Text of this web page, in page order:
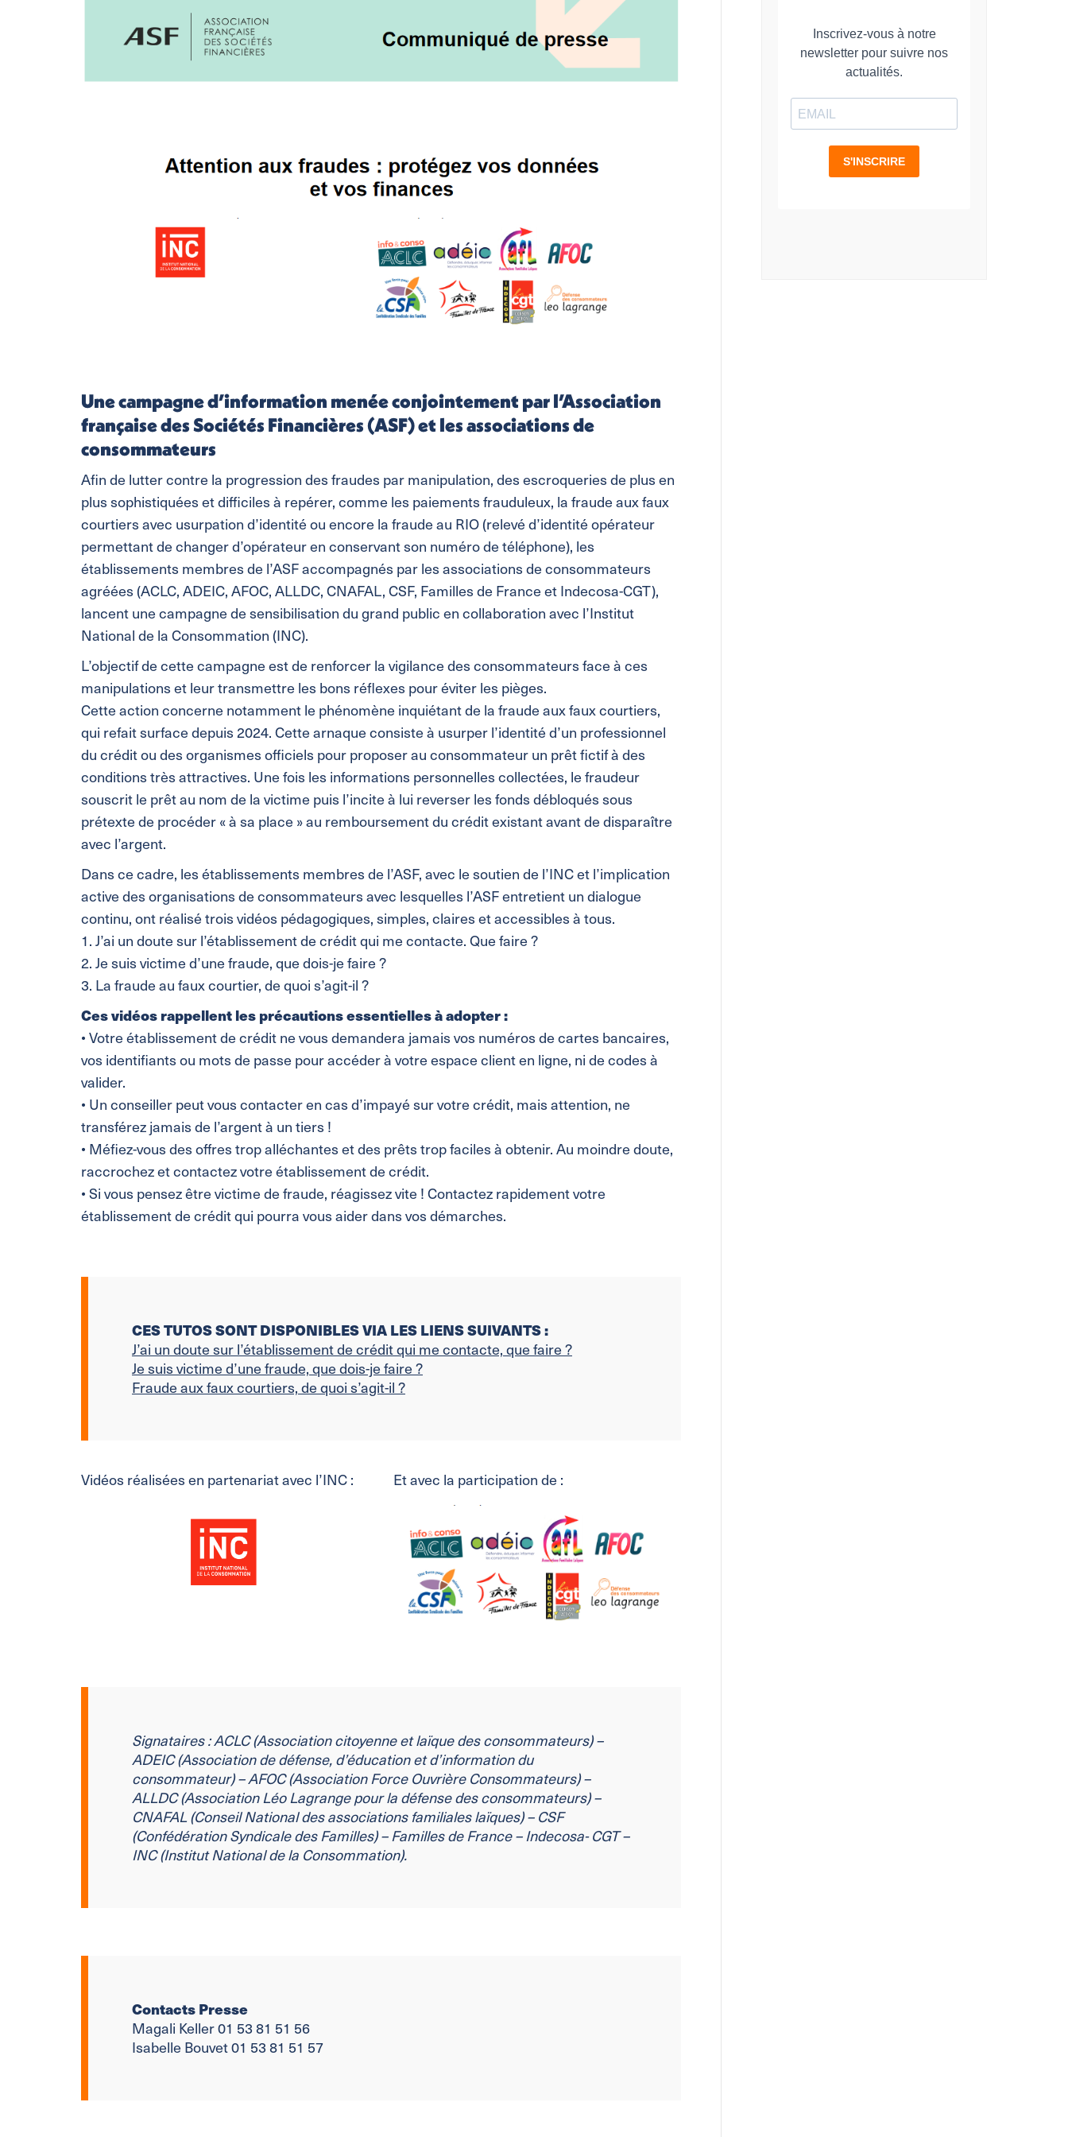
Une campagne d’information menée conjointement par l’Association
française des Sociétés Financières (ASF) et les associations de
consommateurs
Afin de lutter contre la progression des fraudes par manipulation, des escroqueries de plus en
plus sophistiquées et difficiles à repérer, comme les paiements frauduleux, la fraude aux faux
courtiers avec usurpation d’identité ou encore la fraude au RIO (relevé d’identité opérateur
permettant de changer d’opérateur en conservant son numéro de téléphone), les
établissements membres de l’ASF accompagnés par les associations de consommateurs
agréées (ACLC, ADEIC, AFOC, ALLDC, CNAFAL, CSF, Familles de France et Indecosa-CGT),
lancent une campagne de sensibilisation du grand public en collaboration avec l’Institut
National de la Consommation (INC).
L’objectif de cette campagne est de renforcer la vigilance des consommateurs face à ces
manipulations et leur transmettre les bons réflexes pour éviter les pièges.
Cette action concerne notamment le phénomène inquiétant de la fraude aux faux courtiers,
qui refait surface depuis 2024. Cette arnaque consiste à usurper l’identité d’un professionnel
du crédit ou des organismes officiels pour proposer au consommateur un prêt fictif à des
conditions très attractives. Une fois les informations personnelles collectées, le fraudeur
souscrit le prêt au nom de la victime puis l’incite à lui reverser les fonds débloqués sous
prétexte de procéder « à sa place » au remboursement du crédit existant avant de disparaître
avec l’argent.
Dans ce cadre, les établissements membres de l’ASF, avec le soutien de l’INC et l’implication
active des organisations de consommateurs avec lesquelles l’ASF entretient un dialogue
continu, ont réalisé trois vidéos pédagogiques, simples, claires et accessibles à tous.
1. J’ai un doute sur l’établissement de crédit qui me contacte. Que faire ?
2. Je suis victime d’une fraude, que dois-je faire ?
3. La fraude au faux courtier, de quoi s’agit-il ?
Ces vidéos rappellent les précautions essentielles à adopter :
• Votre établissement de crédit ne vous demandera jamais vos numéros de cartes bancaires,
vos identifiants ou mots de passe pour accéder à votre espace client en ligne, ni de codes à
valider.
• Un conseiller peut vous contacter en cas d’impayé sur votre crédit, mais attention, ne
transférez jamais de l’argent à un tiers !
• Méfiez-vous des offres trop alléchantes et des prêts trop faciles à obtenir. Au moindre doute,
raccrochez et contactez votre établissement de crédit.
• Si vous pensez être victime de fraude, réagissez vite ! Contactez rapidement votre
établissement de crédit qui pourra vous aider dans vos démarches.
CES TUTOS SONT DISPONIBLES VIA LES LIENS SUIVANTS :
J’ai un doute sur l’établissement de crédit qui me contacte, que faire ?
Je suis victime d’une fraude, que dois-je faire ?
Fraude aux faux courtiers, de quoi s’agit-il ?
Vidéos réalisées en partenariat avec l’INC : Et avec la participation de :
Signataires : ACLC (Association citoyenne et laïque des consommateurs) –
ADEIC (Association de défense,d’éducation et d’information du
consommateur) – AFOC (Association Force Ouvrière Consommateurs)–
ALLDC (Association Léo Lagrange pour la défense des consommateurs) –
CNAFAL (Conseil National desassociations familiales laïques) – CSF
(Confédération Syndicale des Familles) – Familles de France – Indecosa-CGT –
INC (Institut National de la Consommation).
Contacts Presse
Magali Keller 01 53 81 51 56
Isabelle Bouvet 01 53 81 51 57